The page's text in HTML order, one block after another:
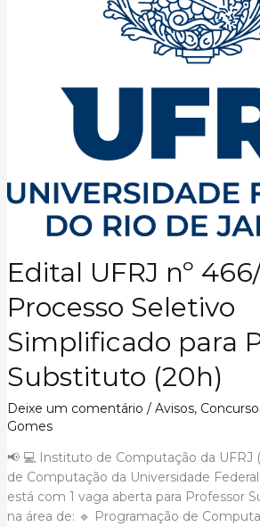
Edital UFRJ nº
Processo Seletivo
Simplificado para
Substituto (20h)
Deixe um comentário / Avisos,
Gomes
📢 💻 Instituto de Computação da UFRJ
de Computação da Universidade
está com 1 vaga aberta para Professor
na área de: 🔹 Programação de